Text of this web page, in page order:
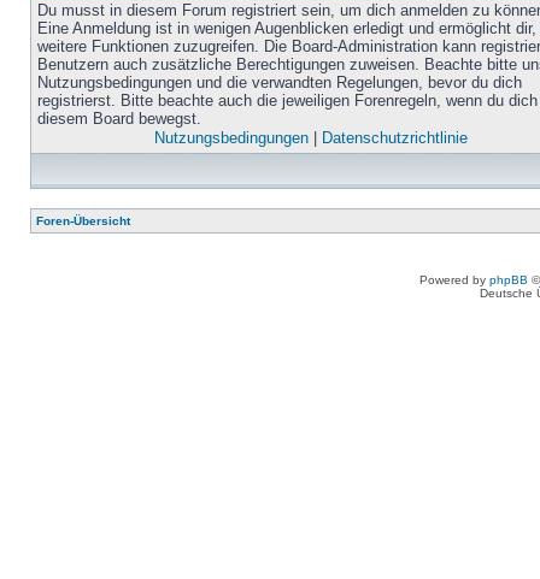
Du musst in diesem Forum registriert sein, um dich anmelden zu
Eine Anmeldung ist in wenigen Augenblicken erledigt und ermöglicht
weitere Funktionen zuzugreifen. Die Board-Administration kann
Benutzern auch zusätzliche Berechtigungen zuweisen. Beachte bitte
Nutzungsbedingungen und die verwandten Regelungen, bevor du dich
registrierst. Bitte beachte auch die jeweiligen Forenregeln, wenn du
diesem Board bewegst.
Nutzungsbedingungen| Datenschutzrichtlinie
Foren-Übersicht
Powered by phpBB
Deutsche